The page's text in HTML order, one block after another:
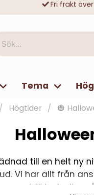
Trygga köp med
Tema
Högtider 🎃
till en helt ny
Vi har allt från
en subtil look eller